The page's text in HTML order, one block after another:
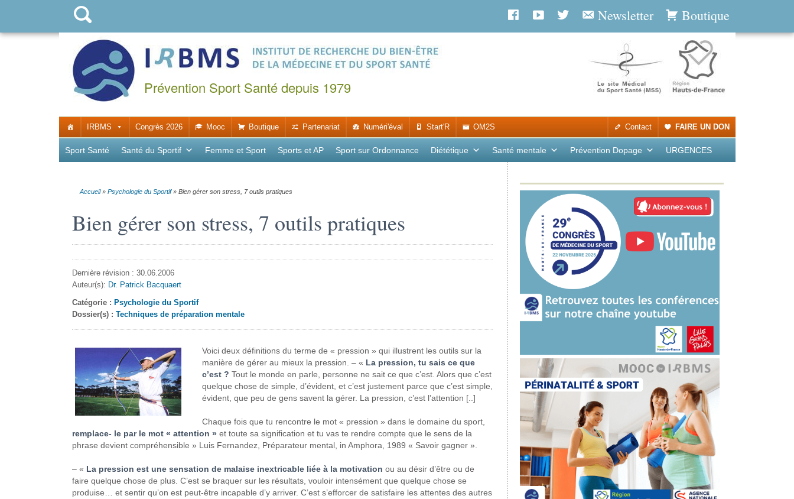
Boutique
Newsletter
Prévention Sport Santé depuis 1979
IRBMS Congrès 2026 Mooc Boutique Partenariat Numéri'éval Start'R OM2S FAIRE UN DON
Contact
Sport Santé Santé du Sportif Femme et Sport Sports et AP Sport sur Ordonnance Diététique Santé mentale Prévention Dopage URGENCES
Accueil» Psychologie du Sportif» Bien gérer son stress, 7 outils pratiques
Bien gérer son stress, 7 outils pratiques
Dernière révision : 30.06.2006
Auteur(s): Dr. Patrick Bacquaert
Catégorie : Psychologie du Sportif
Dossier(s) : Techniques de préparation mentale
Voici deux définitions du terme de « pression » qui illustrent les outils sur la
manière de gérer au mieux la pression. – « La pression, tu sais ce que
c’est ? Tout le monde en parle, personne ne sait ce que c’est. Alors que c’est
quelque chose de simple, d’évident, et c’est justement parce que c’est simple,
évident, que peu de gens savent la gérer. La pression, c’est l’attention [..]
Chaque fois que tu rencontre le mot « pression » dans le domaine du sport,
remplace- le par le mot « attention » et toute sa signification et tu vas te rendre compte que le sens de la
phrase devient compréhensible » Luis Fernandez, Préparateur mental, in Amphora, 1989 « Savoir gagner ».
– « La pression est une sensation de malaise inextricable liée à la motivation ou au désir d’être ou de
faire quelque chose de plus. C’est se braquer sur les résultats, vouloir intensément que quelque chose se
produise… et sentir qu’on est peut-être incapable d’y arriver. C’est s’efforcer de satisfaire les attentes des autres